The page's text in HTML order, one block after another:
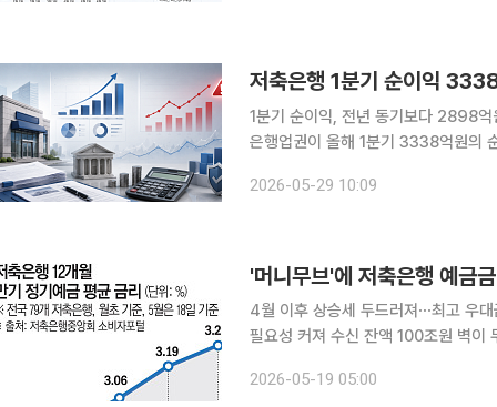
저축은행 1분기 순이익
1분기 순이익, 전년 동기보다 2898억
은행업권이 올해 1분기 3338억원의
행업권의 1분기 당기순이익은 3338
2026-05-29 10:09
'머니무브'에 저축은행 예
4월 이후 상승세 두드러져⋯최고 우
필요성 커져 수신 잔액 100조원 벽이 무너진 저축은행업계가 예금금리를 빠르게 올리며 자금 이탈
2026-05-19 05:00